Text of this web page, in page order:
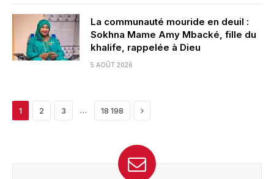
La communauté mouride en deuil :
Sokhna Mame Amy Mbacké, fille du
khalife, rappelée à Dieu
5 AOÛT 2026
1 2 3 … 18 198 Next